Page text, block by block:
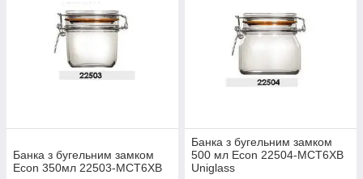
Банка з бугельним замком
Econ 350мл 22503-MCT6XB
Банка з бугельним замком
500 мл Econ 22504-MCT6XB
Uniglass